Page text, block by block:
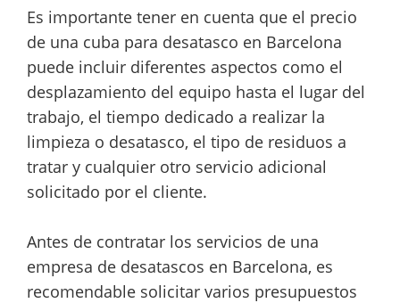
Es importante tener en cuenta que el precio
de una cuba para desatasco en Barcelona
puede incluir diferentes aspectos como el
desplazamiento del equipo hasta el lugar del
trabajo, el tiempo dedicado a realizar la
limpieza o desatasco, el tipo de residuos a
tratar y cualquier otro servicio adicional
solicitado por el cliente.
Antes de contratar los servicios de una
empresa de desatascos en Barcelona, es
recomendable solicitar varios presupuestos